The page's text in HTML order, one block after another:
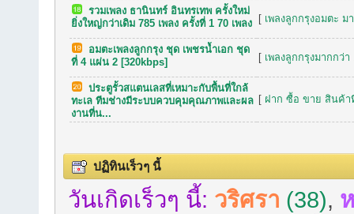
รวมเพลง ธานินทร์ อินทรเทพ ครั้งใหม่
ยิ่งใหญ่กว่าเดิม 785 เพลง ครั้งที่ 1 70 เพลง
[ เพลงลูกกรุงอมตะ ม
อมตะเพลงลูกกรุง ชุด เพชรน้ำเอก ชุด
ที่ 4 แผ่น 2 [320kbps]
[ เพลงลูกกรุงมากกว่
ประตูรั้วสแตนเลสที่เหมาะกับพื้นที่ใกล้
ทะเล ทีมช่างมีระบบควบคุมคุณภาพและผล
งานที่น...
[ ฝาก ซื้อ ขาย สินค้า
ปฏิทินเร็วๆ นี้
วันเกิดเร็วๆ นี้: วริศรา (38),